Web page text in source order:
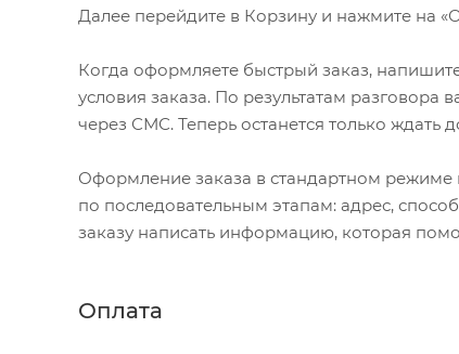
Далее перейдите в Корзину и нажмите на
Когда оформляете быстрый заказ,
условия заказа. По результатам
через СМС. Теперь останется только ждать
Оформление заказа в стандартном
по последовательным этапам: адрес,
заказу написать информацию, которая
Оплата